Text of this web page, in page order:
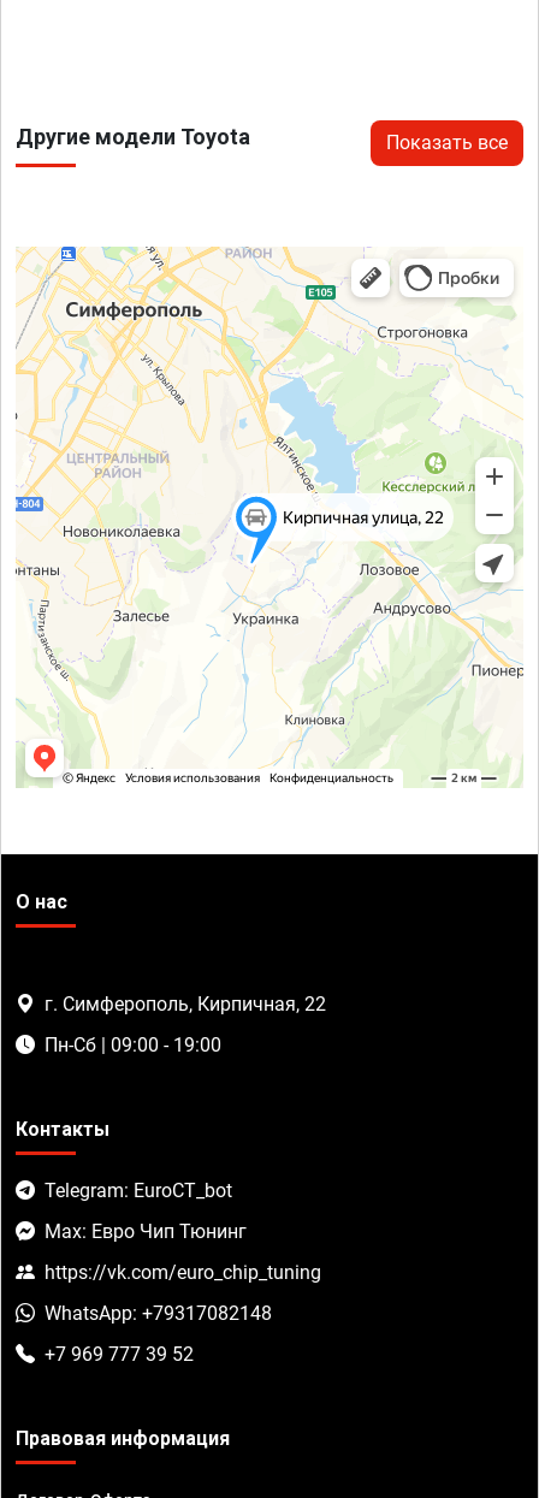
Другие модели Toyota Показать все
О нас
г. Симферополь, Кирпичная, 22
Пн-Сб | 09:00 - 19:00
Контакты
Telegram: EuroCT_bot
Max: Евро Чип Тюнинг
https://vk.com/euro_chip_tuning
WhatsApp: +79317082148
+7 969 777 39 52
Правовая информация